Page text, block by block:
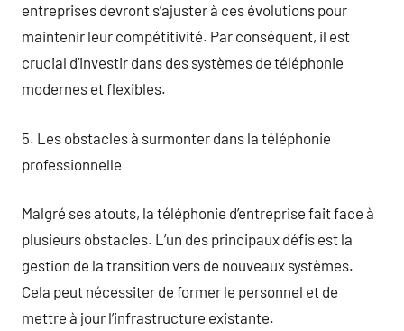
entreprises devront s’ajuster à ces évolutions pour
maintenir leur compétitivité. Par conséquent, il est
crucial d’investir dans des systèmes de téléphonie
modernes et flexibles.
5. Les obstacles à surmonter dans la téléphonie
professionnelle
Malgré ses atouts, la téléphonie d’entreprise fait face à
plusieurs obstacles. L’un des principaux défis est la
gestion de la transition vers de nouveaux systèmes.
Cela peut nécessiter de former le personnel et de
mettre à jour l’infrastructure existante.